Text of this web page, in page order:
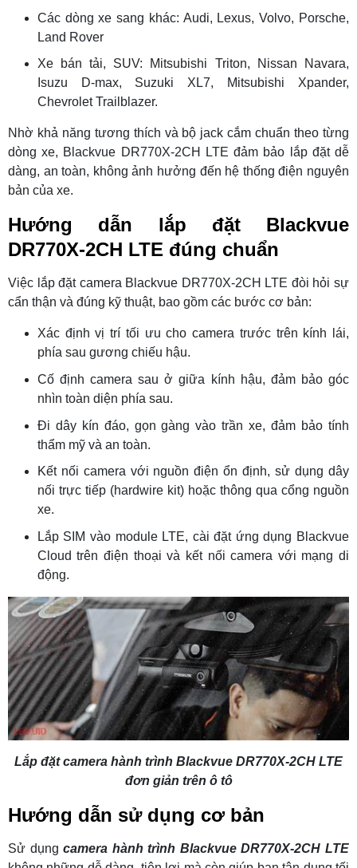
Các dòng xe sang khác: Audi, Lexus, Volvo, Porsche,
Land Rover
Xe bán tải, SUV: Mitsubishi Triton, Nissan Navara,
Isuzu D-max, Suzuki XL7, Mitsubishi Xpander,
Chevrolet Trailblazer.
Nhờ khả năng tương thích và bộ jack cắm chuẩn theo từng
dòng xe, Blackvue DR770X-2CH LTE đảm bảo lắp đặt dễ
dàng, an toàn, không ảnh hưởng đến hệ thống điện nguyên
bản của xe.
Hướng dẫn lắp đặt Blackvue
DR770X-2CH LTE đúng chuẩn
Việc lắp đặt camera Blackvue DR770X-2CH LTE đòi hỏi sự
cẩn thận và đúng kỹ thuật, bao gồm các bước cơ bản:
Xác định vị trí tối ưu cho camera trước trên kính lái,
phía sau gương chiếu hậu.
Cố định camera sau ở giữa kính hậu, đảm bảo góc
nhìn toàn diện phía sau.
Đi dây kín đáo, gọn gàng vào trần xe, đảm bảo tính
thẩm mỹ và an toàn.
Kết nối camera với nguồn điện ổn định, sử dụng dây
nối trực tiếp (hardwire kit) hoặc thông qua cổng nguồn
xe.
Lắp SIM vào module LTE, cài đặt ứng dụng Blackvue
Cloud trên điện thoại và kết nối camera với mạng di
động.
Lắp đặt camera hành trình Blackvue DR770X-2CH LTE
đơn giản trên ô tô
Hướng dẫn sử dụng cơ bản
Sử dụngcamera hành trình Blackvue DR770X-2CH LTE